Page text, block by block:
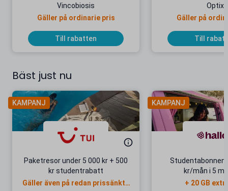
Vincobiosis
Gäller på ordinarie pris
Till rabatten
Optix
Gäller på
Till
Bäst just nu
KAMPANJ
Paketresor under 5 000 kr + 500
kr studentrabatt
Gäller även på redan prissänkta
KAMPANJ
kr/mån i 5
+ 20 GB